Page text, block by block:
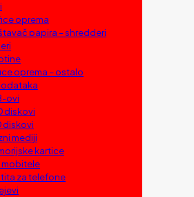
oprema
papira – shredderi
oprema – ostalo
ovi
diskovi
diskovi
mediji
kartice
mobitele
za telefone